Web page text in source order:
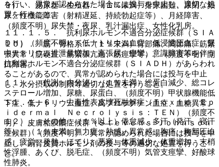
９）． 泌尿器・生殖器：（１％未満）排尿困難、尿閉、頻
尿、性機能障害（射精遅延、持続勃起症等）、月経障害、
（頻度不明）尿失禁・夜尿、乳汁漏出症、女性化乳房。
１０）． 筋・骨格系：（１％未満）背部痛、関節痛、筋緊
張異常（筋硬直、筋緊張亢進、筋痙攣等）、（頻度不明）開
口障害。
１１）． 代謝・内分泌：（１％未満）総蛋白減少、総コレ
ステロール増加、尿糖、尿蛋白、（頻度不明）甲状腺機能低
下症、低ナトリウム血症、高プロラクチン血症、血糖異常。
１２）． その他：（１％以上）倦怠感、多汗（発汗、寝汗
等）、（１％未満）無力症、熱感、異常感、胸痛、胸部圧迫
感、疲労、発熱、ほてり、悪寒、体重減少、体重増加、末梢
性浮腫、あくび、脱毛症、（頻度不明）気管支痙攣、好酸球
性肺炎。
を行い、異常が認められた場合には投与を中止し、適切な処
置を行うこと。
１１．１．５． 抗利尿ホルモン不適合分泌症候群（ＳＩＡ
ＤＨ）（頻度不明）：低ナトリウム血症、低浸透圧血症、尿
中ナトリウム排泄量増加、高張尿、痙攣、意識障害等を伴う
抗利尿ホルモン不適合分泌症候群（ＳＩＡＤＨ）があらわれ
ることがあるので、異常が認められた場合には投与を中止
し、水分摂取の制限等適切な処置を行うこと。
１１．１．６． 中毒性表皮壊死融解症（Ｔｏｘｉｃ Ｅｐ
ｉｄｅｒｍａｌ Ｎｅｃｒｏｌｙｓｉｓ：ＴＥＮ）（頻度不
明）、皮膚粘膜眼症候群（Ｓｔｅｖｅｎｓ−Ｊｏｈｎｓｏｎ
症候群）（頻度不明）：異常が認められた場合には投与を中
止し、副腎皮質ホルモン剤の投与等の適切な処置を行うこ
と。